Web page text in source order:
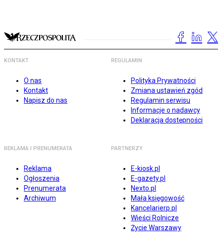
KONTAKT
O nas
Kontakt
Napisz do nas
REGULAMIN
Polityka Prywatności
Zmiana ustawień zgód
Regulamin serwisu
Informacje o nadawcy
Deklaracja dostępności
REKLAMA I PRENUMERATA
Reklama
Ogłoszenia
Prenumerata
Archiwum
PARTNERZY
E-kiosk.pl
E-gazety.pl
Nexto.pl
Mała księgowość
Kancelarierp.pl
Wieści Rolnicze
Życie Warszawy